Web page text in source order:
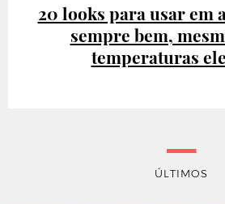
20 looks para usar em
sempre bem,
temperaturas
ÚLTIMOS